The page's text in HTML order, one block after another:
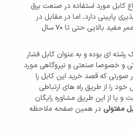
کابل مورد استفاده در صنعت برق
پایینی دارد، اما در مقابل در
صورت استفاده درست، عمر مفید بالایی حتی تا 70 سال
ای بوده و به عنوان کابل فشار
و خصوصا صنعتی و نیروگاهی مورد
صورتی که قصد خرید این کابل را
خود را از طریق راه های ارتباطی
یا از این طریق مشاوره رایگان
مفتولی در همین صفحه ملاحظه